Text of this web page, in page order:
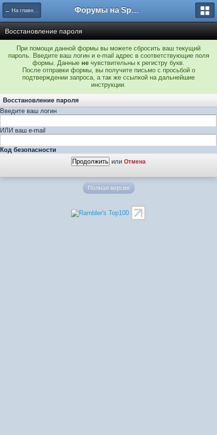
← На главную Форумы на Sportbox.ru
Восстановление пароля
При помощи данной формы вы можете сбросить ваш текущий
пароль. Введите ваш логин и e-mail адрес в соответствующие поля
формы. Данные не чувствительны к регистру букв.
После отправки формы, вы получите письмо с просьбой о
подтверждении запроса, а так же ссылкой на дальнейшие
инструкции.
Восстановление пароля
Введите ваш логин
ИЛИ ваш e-mail
Код безопасности
или Отмена
Полная версия